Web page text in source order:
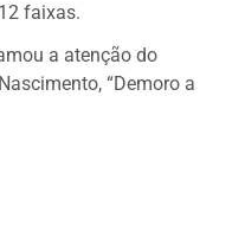
faixas.
a atenção do
“Demoro a